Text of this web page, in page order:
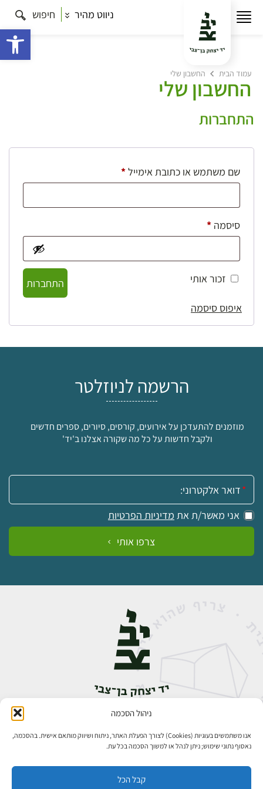
ניהול הסכמה
אנו משתמשים בעוגיות (Cookies) לצורך הפעלת האתר, ניתוח ושיווק מותאם אישית. בהסכמה,
נאסוף נתוני שימוש; ניתן לנהל או למשוך הסכמה בכל עת.
קבל הכל
ניווט מהיר חיפוש
עמוד הבית החשבון שלי
החשבון שלי
התחברות
שם משתמש או כתובת אימייל*חובה
סיסמה *חובה
זכור אותי
התחברות
איפוס סיסמה
הרשמה לניוזלטר
מוזמנים להתעדכן על אירועים, קורסים, סיורים, ספרים חדשים
ולקבל חדשות על כל מה שקורה אצלנו ב'יד'
אימייל:
אני מאשר/ת את מדיניות הפרטיות
צרפו אותי
אבן גבירול 14, רחביה, ירושלים